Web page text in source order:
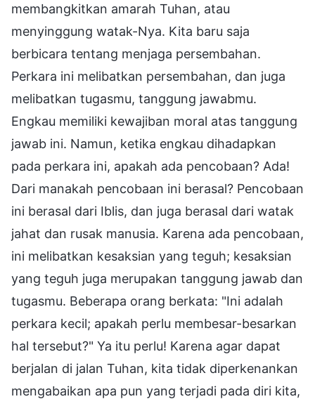
membangkitkan amarah Tuhan, atau
menyinggung watak-Nya. Kita baru saja
berbicara tentang menjaga persembahan.
Perkara ini melibatkan persembahan, dan juga
melibatkan tugasmu, tanggung jawabmu.
Engkau memiliki kewajiban moral atas tanggung
jawab ini. Namun, ketika engkau dihadapkan
pada perkara ini, apakah ada pencobaan? Ada!
Dari manakah pencobaan ini berasal? Pencobaan
ini berasal dari Iblis, dan juga berasal dari watak
jahat dan rusak manusia. Karena ada pencobaan,
ini melibatkan kesaksian yang teguh; kesaksian
yang teguh juga merupakan tanggung jawab dan
tugasmu. Beberapa orang berkata: "Ini adalah
perkara kecil; apakah perlu membesar-besarkan
hal tersebut?" Ya itu perlu! Karena agar dapat
berjalan di jalan Tuhan, kita tidak diperkenankan
mengabaikan apa pun yang terjadi pada diri kita,